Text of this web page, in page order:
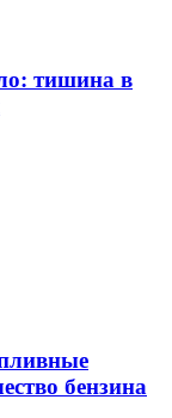
тишина в
бензина